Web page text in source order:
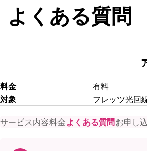
よくある質問
料金
有料
対象
フレッツ光回
サービス内容料金よくある質問お申し